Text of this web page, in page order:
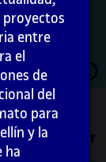
Imprimir
proyectos
entre
el
de
del
para
y la
ha